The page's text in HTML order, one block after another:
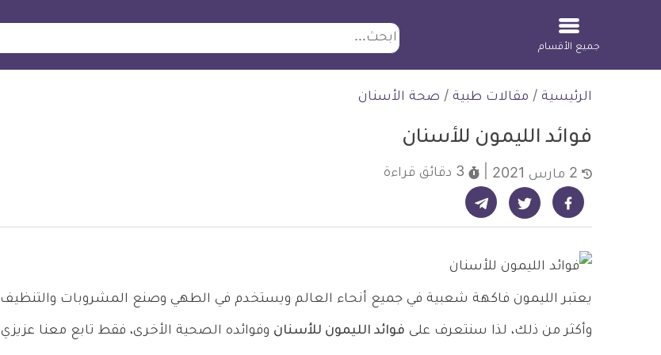
ابحث
جميع الأقسام
الرئيسية / مقالات طبية / صحة الأسنان
فوائد الليمون للأسنان
3 دقائق قراءة
شارك على فيسبوك - ديلي ميديكال انفو شارك على تويتر - ديلي ميديكال انفو شارك على تيليجرام - ديلي ميديكال انفو
يعتبر الليمون فاكهة شعبية في جميع أنحاء العالم ويستخدم في الطهي وصنع المشروبات والتنظيف
وأكثر من ذلك، لذا سنتعرف على فوائد الليمون للأسنان وفوائده الصحية الأخرى، فقط تابع معنا عزيزي